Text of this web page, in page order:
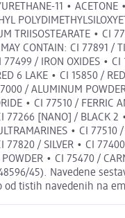
11 • ACETONE •
TRIISOSTEARATE • CI
CONTAIN: CI 77891 /
/ IRON OXIDES • CI
6 LAKE • CI 15850 /
/ ALUMINUM
• CI 77510 / FERRIC
77266 [NANO] / BLACK 2
• CI 77510 /
77820 / SILVER • CI
• CI 75470 /
45). Navedene
od tistih navedenih na